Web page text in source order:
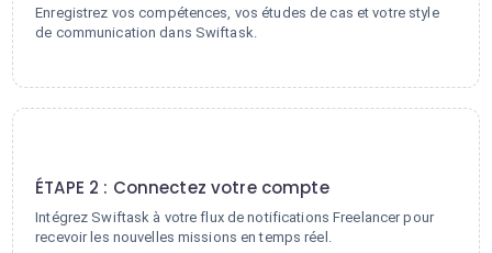
Enregistrez vos compétences, vos études de cas et votre style
de communication dans Swiftask.
ÉTAPE 2 : Connectez votre compte
Intégrez Swiftask à votre flux de notifications Freelancer pour
recevoir les nouvelles missions en temps réel.